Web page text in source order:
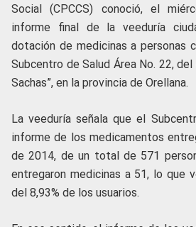
Social (CPCCS) conoció, el
informe final de la veeduría
dotación de medicinas a personas
Subcentro de Salud Área No. 22,
Sachas”, en la provincia de Orellana.
La veeduría señala que el
informe de los medicamentos
de 2014, de un total de 571
entregaron medicinas a 51, lo que
del 8,93% de los usuarios.